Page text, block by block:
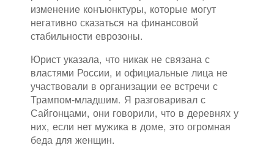
изменение конъюнктуры, которые могут
негативно сказаться на финансовой
стабильности еврозоны.
Юрист указала, что никак не связана с
властями России, и официальные лица не
участвовали в организации ее встречи с
Трампом-младшим. Я разговаривал с
Сайгонцами, они говорили, что в деревнях у
них, если нет мужика в доме, это огромная
беда для женщин.